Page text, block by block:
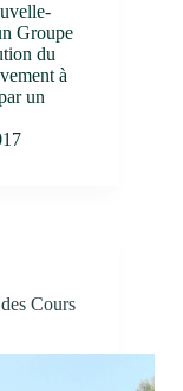
Groupe
du
à
un
Cours